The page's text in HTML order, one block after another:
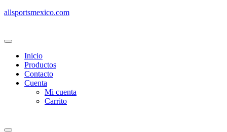
allsportsmexico.com
Inicio
Productos
Contacto
Cuenta
Mi cuenta
Carrito